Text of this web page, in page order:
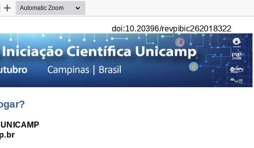
Zoom
doi:10.20396/revpibic262018322
UNICAMP